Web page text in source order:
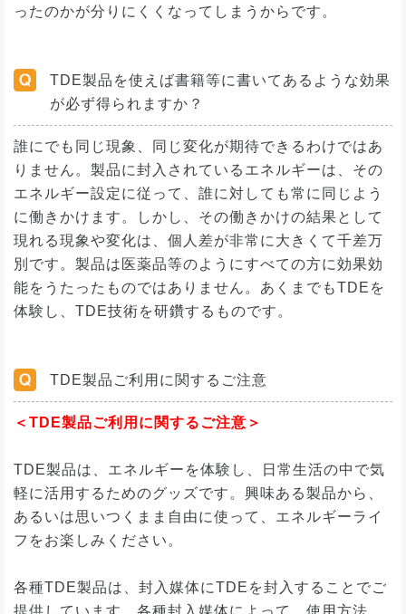
ったのかが分りにくくなってしまうからです。
TDE製品を使えば書籍等に書いてあるような効果
が必ず得られますか？
誰にでも同じ現象、同じ変化が期待できるわけではあ
りません。製品に封入されているエネルギーは、その
エネルギー設定に従って、誰に対しても常に同じよう
に働きかけます。しかし、その働きかけの結果として
現れる現象や変化は、個人差が非常に大きくて千差万
別です。製品は医薬品等のようにすべての方に効果効
能をうたったものではありません。あくまでもTDEを
体験し、TDE技術を研鑽するものです。
TDE製品ご利用に関するご注意
＜TDE製品ご利用に関するご注意＞
TDE製品は、エネルギーを体験し、日常生活の中で気
軽に活用するためのグッズです。興味ある製品から、
あるいは思いつくまま自由に使って、エネルギーライ
フをお楽しみください。
各種TDE製品は、封入媒体にTDEを封入することでご
提供しています。各種封入媒体によって、使用方法、